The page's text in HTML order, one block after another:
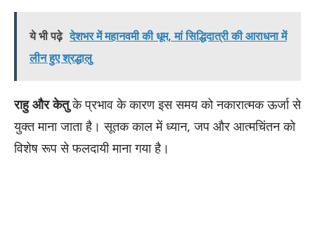
ये भी पढ़े देशभर में महानवमी की धूम, मां सिद्धिदात्री की आराधना में
लीन हुए श्रद्धालु
राहु और केतुके प्रभाव के कारण इस समय को नकारात्मक ऊर्जा से
युक्त माना जाता है। सूतक काल में ध्यान, जप और आत्मचिंतन को
विशेष रूप से फलदायी माना गया है।